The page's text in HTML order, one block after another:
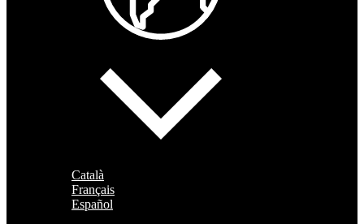
Català
Français
Español